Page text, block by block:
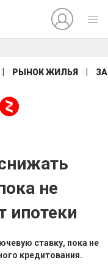
РЫНОК ЖИЛЬЯ
не
ипотеки
ставку, пока не
кредитования.